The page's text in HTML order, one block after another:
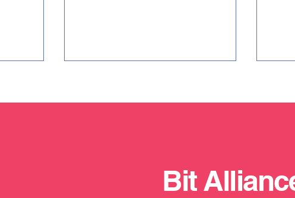
AI i Industry 4.0 u praksi: 6
platformi za MSP sektor
Bit